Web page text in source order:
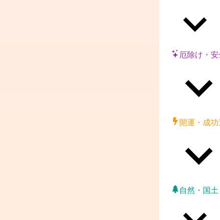
厄除け・
開運・成
自然・国土